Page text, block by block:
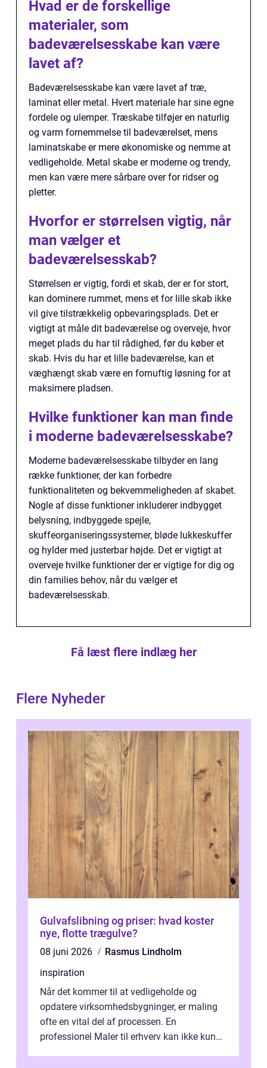
Hvad er de forskellige
materialer, som
badeværelsesskabe kan være
lavet af?
Badeværelsesskabe kan være lavet af træ,
laminat eller metal. Hvert materiale har sine egne
fordele og ulemper. Træskabe tilføjer en naturlig
og varm fornemmelse til badeværelset, mens
laminatskabe er mere økonomiske og nemme at
vedligeholde. Metal skabe er moderne og trendy,
men kan være mere sårbare over for ridser og
pletter.
Hvorfor er størrelsen vigtig, når
man vælger et
badeværelsesskab?
Størrelsen er vigtig, fordi et skab, der er for stort,
kan dominere rummet, mens et for lille skab ikke
vil give tilstrækkelig opbevaringsplads. Det er
vigtigt at måle dit badeværelse og overveje, hvor
meget plads du har til rådighed, før du køber et
skab. Hvis du har et lille badeværelse, kan et
væghængt skab være en fornuftig løsning for at
maksimere pladsen.
Hvilke funktioner kan man finde
i moderne badeværelsesskabe?
Moderne badeværelsesskabe tilbyder en lang
række funktioner, der kan forbedre
funktionaliteten og bekvemmeligheden af skabet.
Nogle af disse funktioner inkluderer indbygget
belysning, indbyggede spejle,
skuffeorganiseringssystemer, bløde lukkeskuffer
og hylder med justerbar højde. Det er vigtigt at
overveje hvilke funktioner der er vigtige for dig og
din families behov, når du vælger et
badeværelsesskab.
Få læst flere indlæg her
Flere Nyheder
Gulvafslibning og priser: hvad koster
nye, flotte trægulve?
08 juni 2026
Rasmus Lindholm
inspiration
Når det kommer til at vedligeholde og
opdatere virksomhedsbygninger, er maling
ofte en vital del af processen. En
professionel Maler til erhverv kan ikke kun